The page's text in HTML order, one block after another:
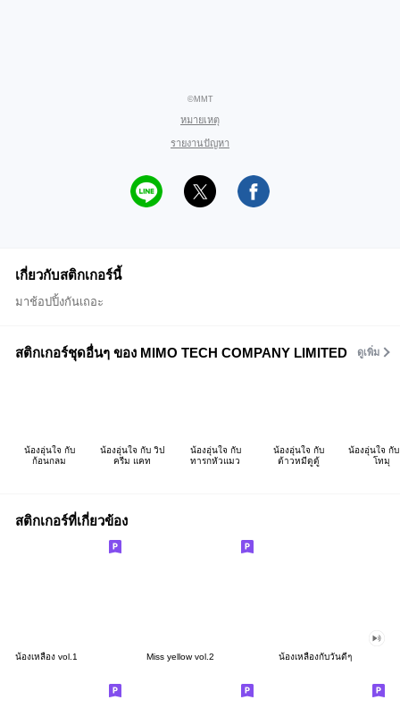
©MMT
หมายเหตุ
รายงานปัญหา
เกี่ยวกับสติกเกอร์นี้
มาช้อปปิ้งกันเถอะ
สติกเกอร์ชุดอื่นๆ ของ MIMO TECH COMPANY LIMITED ดูเพิ่ม
น้องอุ่นใจ กับ
ก้อนกลม
น้องอุ่นใจ กับ วิป
ครีม แคท
น้องอุ่นใจ กับ
ทารกหัวแมว
น้องอุ่นใจ กับ
ต้าวหมีดูดู้
น้องอุ่นใจ กั
โทมุ
สติกเกอร์ที่เกี่ยวข้อง
น้องเหลือง vol.1 Miss yellow vol.2 น้องเหลืองกับวันดีๆ